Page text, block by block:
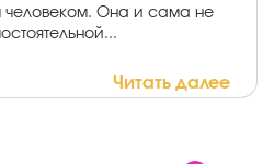
человеком. Она и сама не
Читать далее